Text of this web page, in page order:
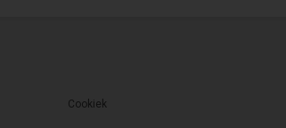
Cookiek